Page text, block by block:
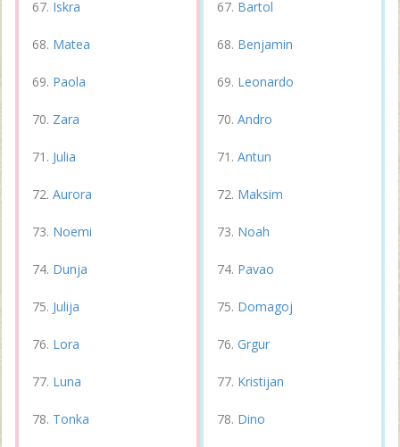
Iskra
Matea
Paola
Zara
Julia
Aurora
Noemi
Dunja
Julija
Lora
Luna
Tonka
Bartol
Benjamin
Leonardo
Andro
Antun
Maksim
Noah
Pavao
Domagoj
Grgur
Kristijan
Dino